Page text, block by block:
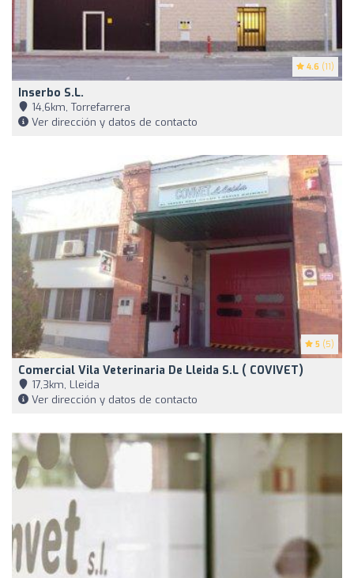
4.6 (11)
Inserbo S.l.
14,6km, Torrefarrera
Ver dirección y datos de contacto
5 (5)
Comercial Vila Veterinaria De Lleida S.L ( COVIVET)
17,3km, Lleida
Ver dirección y datos de contacto